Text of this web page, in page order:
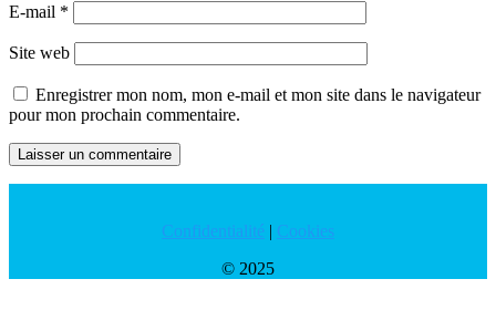
E-mail *
Site web
Enregistrer mon nom, mon e-mail et mon site dans le navigateur
pour mon prochain commentaire.
Confidentialité | Cookies
© 2025